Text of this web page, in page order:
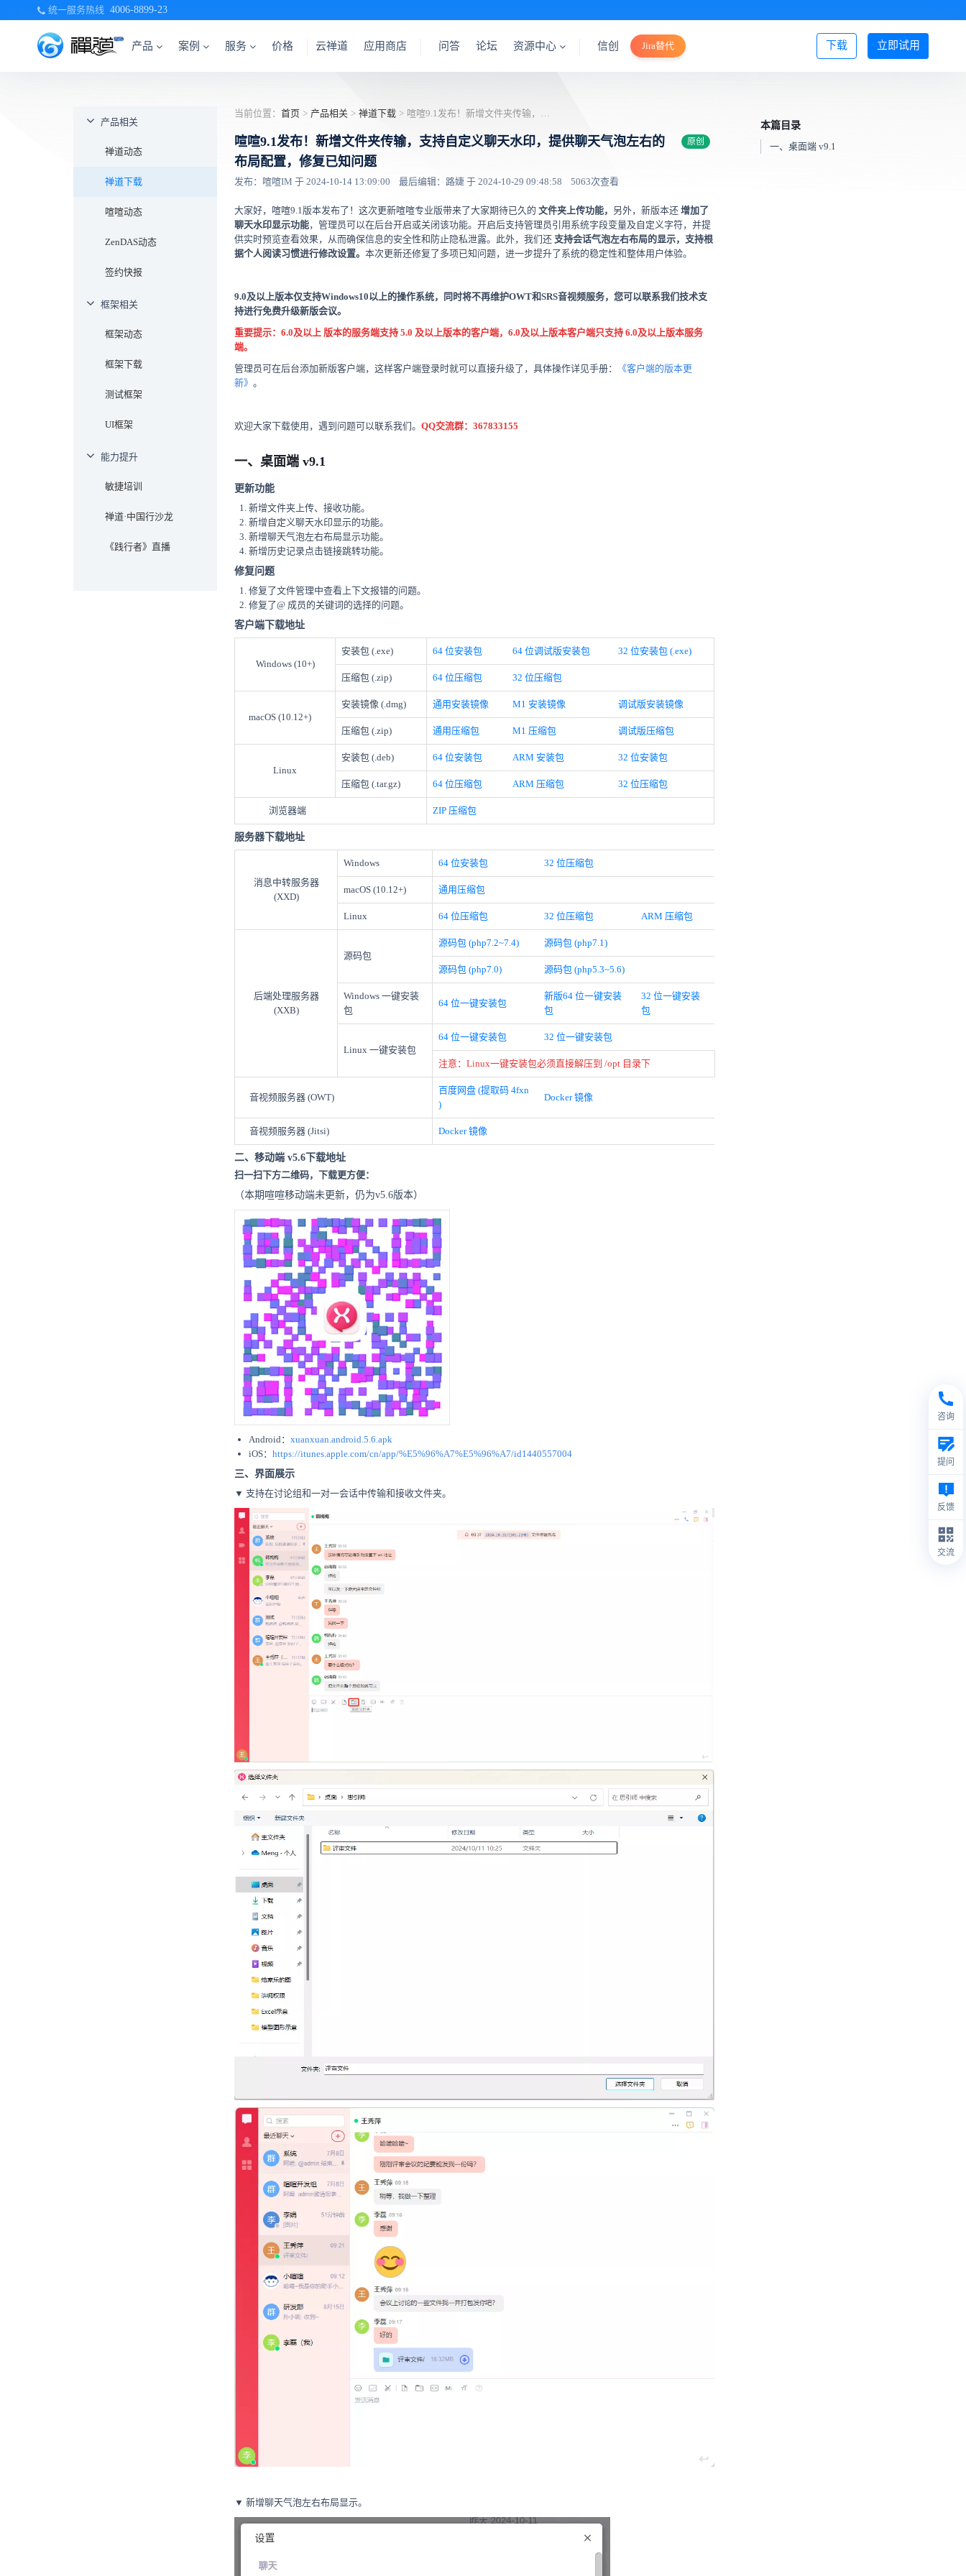
统一服务热线 4006-8899-23
产品 案例 服务 价格 立即试用
下载
云禅道 应用商店 问答 论坛 资源中心 信创 Jira替代 登录/注册
产品相关
禅道动态
禅道下载
喧喧动态
ZenDAS动态
签约快报
框架相关
框架动态
框架下载
测试框架
UI框架
能力提升
敏捷培训
禅道·中国行沙龙
《践行者》直播
当前位置： 首页 > 产品相关 > 禅道下载 > 喧喧9.1发布！新增文件夹传输，支持自定义聊天水印，提供聊天气泡左右的布局配置，修复已知问题
喧喧9.1发布！新增文件夹传输，支持自定义聊天水印，提供聊天气泡左右的
布局配置，修复已知问题
原创
发布：喧喧IM 于 2024-10-14 13:09:00 最后编辑：路婕 于 2024-10-29 09:48:58 5063次查看
本篇目录
一、桌面端 v9.1
大家好，喧喧9.1版本发布了！这次更新喧喧专业版带来了大家期待已久的 文件夹上传功能， 另外，新版本还 增加了
聊天水印显示功能，管理员可以在后台开启或关闭该功能。开启后支持管理员引用系统字段变量及自定义字符，并提
供实时预览查看效果，从而确保信息的安全性和防止隐私泄露。此外，我们还 支持会话气泡左右布局的显示，支持根
据个人阅读习惯进行修改设置。 本次更新还修复了多项已知问题，进一步提升了系统的稳定性和整体用户体验。
9.0及以上版本仅支持Windows10以上的操作系统，同时将不再维护OWT和SRS音视频服务，您可以联系我们技术支
持进行免费升级新版会议。
重要提示：6.0及以上 版本的服务端支持 5.0 及以上版本的客户端，6.0及以上版本客户端只支持 6.0及以上版本服务
端。
管理员可在后台添加新版客户端，这样客户端登录时就可以直接升级了，具体操作详见手册：
《客户端的版本更
新》 。
欢迎大家下载使用，遇到问题可以联系我们。 QQ交流群： 367833155
一、桌面端 v9.1
更新功能
新增文件夹上传、接收功能。
新增自定义聊天水印显示的功能。
新增聊天气泡左右布局显示功能。
新增历史记录点击链接跳转功能。
修复问题
修复了文件管理中查看上下文报错的问题。
修复了@ 成员的关键词的选择的问题。
客户端下载地址
Windows (10+)
安装包 (.exe) 64 位安装包 64 位调试版安装包 32 位安装包 (.exe)
压缩包 (.zip) 64 位压缩包 32 位压缩包
macOS (10.12+)
安装镜像 (.dmg) 通用安装镜像 M1 安装镜像 调试版安装镜像
压缩包 (.zip) 通用压缩包 M1 压缩包 调试版压缩包
Linux
安装包 (.deb) 64 位安装包 ARM 安装包 32 位安装包
压缩包 (.tar.gz) 64 位压缩包 ARM 压缩包 32 位压缩包
浏览器端 ZIP 压缩包
服务器下载地址
消息中转服务器
(XXD)
Windows 64 位安装包 32 位压缩包
macOS (10.12+) 通用压缩包
Linux 64 位压缩包 32 位压缩包 ARM 压缩包
后端处理服务器
(XXB)
源码包
源码包 (php7.2~7.4) 源码包 (php7.1)
源码包 (php7.0) 源码包 (php5.3~5.6)
Windows 一键安装
包
64 位一键安装包
新版64 位一键安装
包
32 位一键安装
包
Linux 一键安装包
64 位一键安装包 32 位一键安装包
注意：Linux一键安装包必须直接解压到 /opt 目录下
音视频服务器 (OWT)
百度网盘 (提取码 4fxn
)
Docker 镜像
音视频服务器 (Jitsi) Docker 镜像
二、移动端 v5.6下载地址
扫一扫下方二维码，下载更方便：
（本期喧喧移动端未更新，仍为v5.6版本）
Android： xuanxuan.android.5.6.apk
iOS： https://itunes.apple.com/cn/app/%E5%96%A7%E5%96%A7/id1440557004
三、界面展示
▼ 支持在讨论组和一对一会话中传输和接收文件夹。
▼ 新增聊天气泡左右布局显示。
咨询
提问
反馈
交流